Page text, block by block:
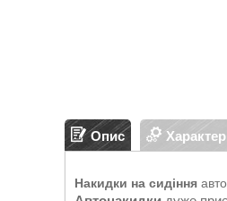
Опис
Накидки на сидіння